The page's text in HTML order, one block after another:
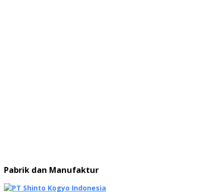
Pabrik dan Manufaktur